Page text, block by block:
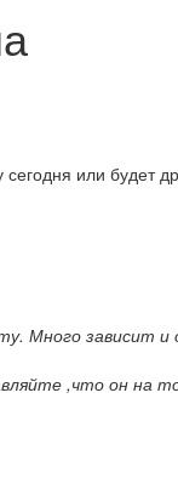
или будет
Много зависит
,что он на